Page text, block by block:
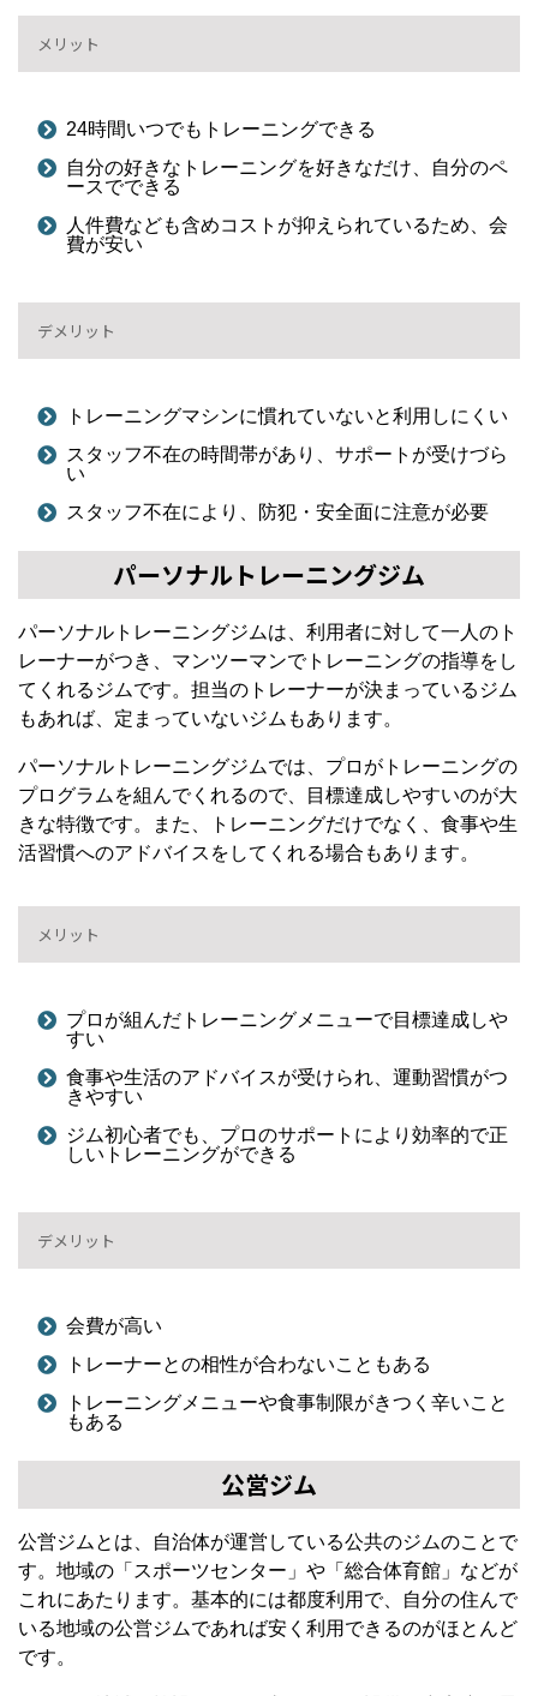
メリット
24時間いつでもトレーニングできる
自分の好きなトレーニングを好きなだけ、自分のペ
ースでできる
人件費なども含めコストが抑えられているため、会
費が安い
デメリット
トレーニングマシンに慣れていないと利用しにくい
スタッフ不在の時間帯があり、サポートが受けづら
い
スタッフ不在により、防犯・安全面に注意が必要
パーソナルトレーニングジム
パーソナルトレーニングジムは、利用者に対して一人のト
レーナーがつき、マンツーマンでトレーニングの指導をし
てくれるジムです。担当のトレーナーが決まっているジム
もあれば、定まっていないジムもあります。
パーソナルトレーニングジムでは、プロがトレーニングの
プログラムを組んでくれるので、目標達成しやすいのが大
きな特徴です。また、トレーニングだけでなく、食事や生
活習慣へのアドバイスをしてくれる場合もあります。
メリット
プロが組んだトレーニングメニューで目標達成しや
すい
食事や生活のアドバイスが受けられ、運動習慣がつ
きやすい
ジム初心者でも、プロのサポートにより効率的で正
しいトレーニングができる
デメリット
会費が高い
トレーナーとの相性が合わないこともある
トレーニングメニューや食事制限がきつく辛いこと
もある
公営ジム
公営ジムとは、自治体が運営している公共のジムのことで
す。地域の「スポーツセンター」や「総合体育館」などが
これにあたります。基本的には都度利用で、自分の住んで
いる地域の公営ジムであれば安く利用できるのがほとんど
です。